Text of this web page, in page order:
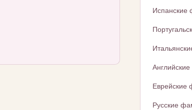
Испанские
Еврейские
Русские